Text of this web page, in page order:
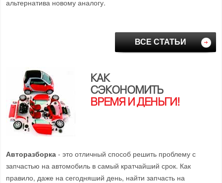
альтернатива новому аналогу.
ВСЕ СТАТЬИ
КАК
СЭКОНОМИТЬ
ВРЕМЯ И ДЕНЬГИ!
Авторазборка - это отличный способ решить проблему с
запчастью на автомобиль в самый кратчайший срок. Как
правило, даже на сегодняший день, найти запчасть на